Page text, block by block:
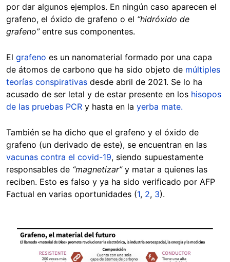
por dar algunos ejemplos. En ningún caso aparecen el
grafeno, el óxido de grafeno o el “hidróxido de
grafeno” entre sus componentes.
El grafeno es un nanomaterial formado por una capa
de átomos de carbono que ha sido objeto de múltiples
teorías conspirativas desde abril de 2021. Se lo ha
acusado de ser letal y de estar presente en los hisopos
de las pruebas PCR y hasta en la yerba mate.
También se ha dicho que el grafeno y el óxido de
grafeno (un derivado de este), se encuentran en las
vacunas contra el covid-19, siendo supuestamente
responsables de “magnetizar”y matar a quienes las
reciben. Esto es falso y ya ha sido verificado por AFP
Factual en varias oportunidades (1, 2, 3).
Image